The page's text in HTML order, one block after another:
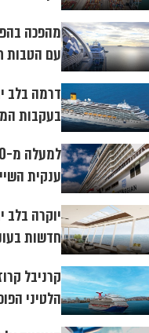
מהפכה
עם הטבות
דרמה בלב
בעקבות
ענקית
חדשות בעונה 2027-
קרניבל
הלטיני